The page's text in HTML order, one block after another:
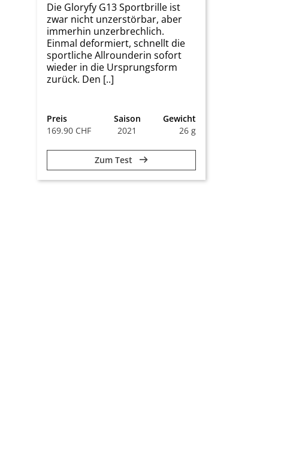
Die Gloryfy G13 Sportbrille ist
zwar nicht unzerstörbar, aber
immerhin unzerbrechlich.
Einmal deformiert, schnellt die
sportliche Allrounderin sofort
wieder in die Ursprungsform
zurück. Den [..]
Preis
169.90 CHF
Saison
2021
Gewicht
26 g
Zum Test